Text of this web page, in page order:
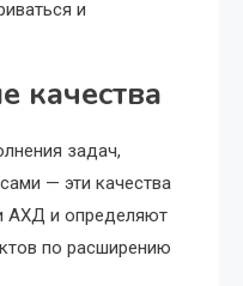
и
качества
задач,
— эти качества
АХД и определяют
по расширению